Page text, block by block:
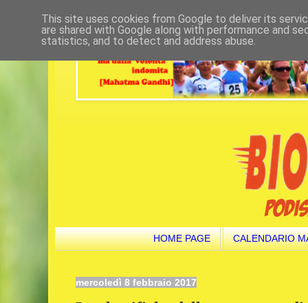
HOME PAGE CALENDARIO
mercoledì 8 febbraio 2017
This site uses cookies from Google to deliver its
are shared with Google along with performance and
statistics, and to detect and address abuse.